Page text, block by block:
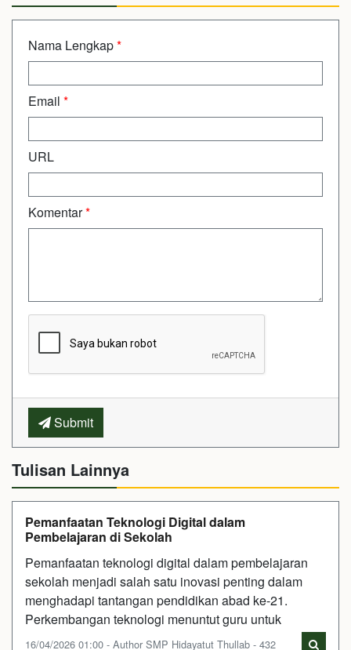
Nama Lengkap*
Email *
URL
Komentar*
Submit
Tulisan Lainnya
Pemanfaatan Teknologi Digital dalam
Pembelajaran di Sekolah
Pemanfaatan teknologi digital dalam pembelajaran
sekolah menjadi salah satu inovasi penting dalam
menghadapi tantangan pendidikan abad ke-21.
Perkembangan teknologi menuntut guru untuk
16/04/2026 01:00 - Author SMP Hidayatut Thullab - 432